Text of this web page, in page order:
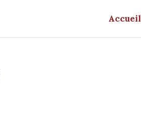
Accueil